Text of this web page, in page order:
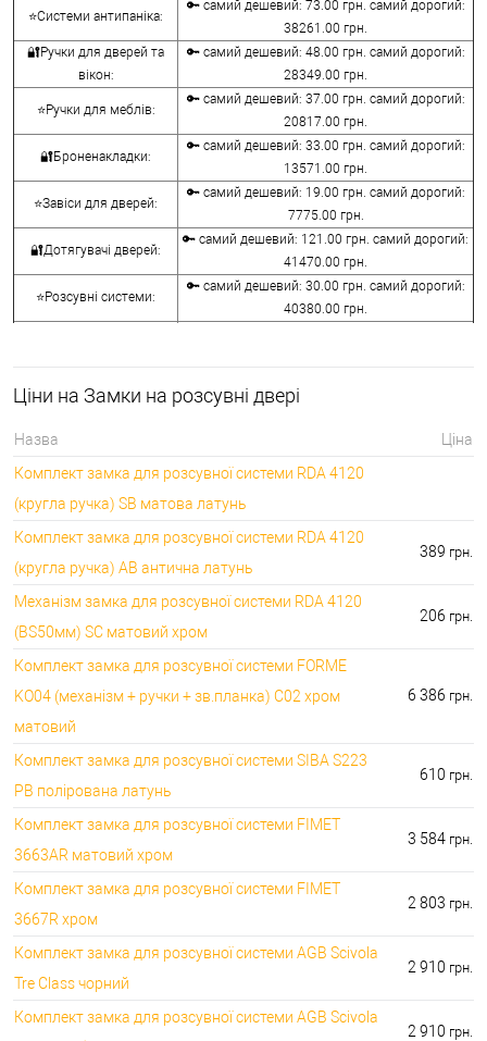
⭐Системи антипаніка:
🔑 самий дешевий: 73.00 грн. самий дорогий:
38261.00 грн.
🔐Ручки для дверей та
вікон:
🔑 самий дешевий: 48.00 грн. самий дорогий:
28349.00 грн.
⭐Ручки для меблів:
🔑 самий дешевий: 37.00 грн. самий дорогий:
20817.00 грн.
🔐Броненакладки:
🔑 самий дешевий: 33.00 грн. самий дорогий:
13571.00 грн.
⭐Завіси для дверей:
🔑 самий дешевий: 19.00 грн. самий дорогий:
7775.00 грн.
🔐Дотягувачі дверей:
🔑 самий дешевий: 121.00 грн. самий дорогий:
41470.00 грн.
⭐Розсувні системи:
🔑 самий дешевий: 30.00 грн. самий дорогий:
40380.00 грн.
⭐Сейфи:
396000.00 грн.
🔐Домофони:
⭐Сигналізація AJAX:
🔑 самий дешевий: грн. самий дорогий: грн.
Ціни на Замки на розсувні двері
Назва
Ціна
Комплект замка для розсувної системи RDA 4120
(кругла ручка) SB матова латунь
Комплект замка для розсувної системи RDA 4120
(кругла ручка) AB антична латунь
389 грн.
Механізм замка для розсувної системи RDA 4120
(BS50мм) SC матовий хром
206 грн.
Комплект замка для розсувної системи FORME
KO04 (механізм + ручки + зв.планка) C02 хром
матовий
6 386 грн.
Комплект замка для розсувної системи SIBA S223
PB полірована латунь
610 грн.
Комплект замка для розсувної системи FIMET
3663AR матовий хром
3 584 грн.
Комплект замка для розсувної системи FIMET
3667R хром
2 803 грн.
Комплект замка для розсувної системи AGB Scivola
Tre Class чорний
2 910 грн.
Комплект замка для розсувної системи AGB Scivola
2 910 грн.